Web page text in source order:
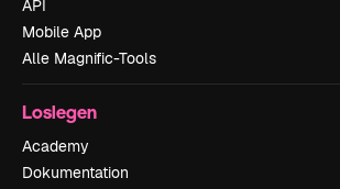
API
Mobile App
Alle Magnific-Tools
Loslegen
Academy
Dokumentation